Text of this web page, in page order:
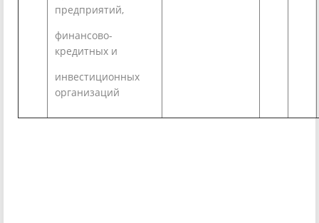
предприятий,
финансово-
кредитных и
инвестиционных
организаций